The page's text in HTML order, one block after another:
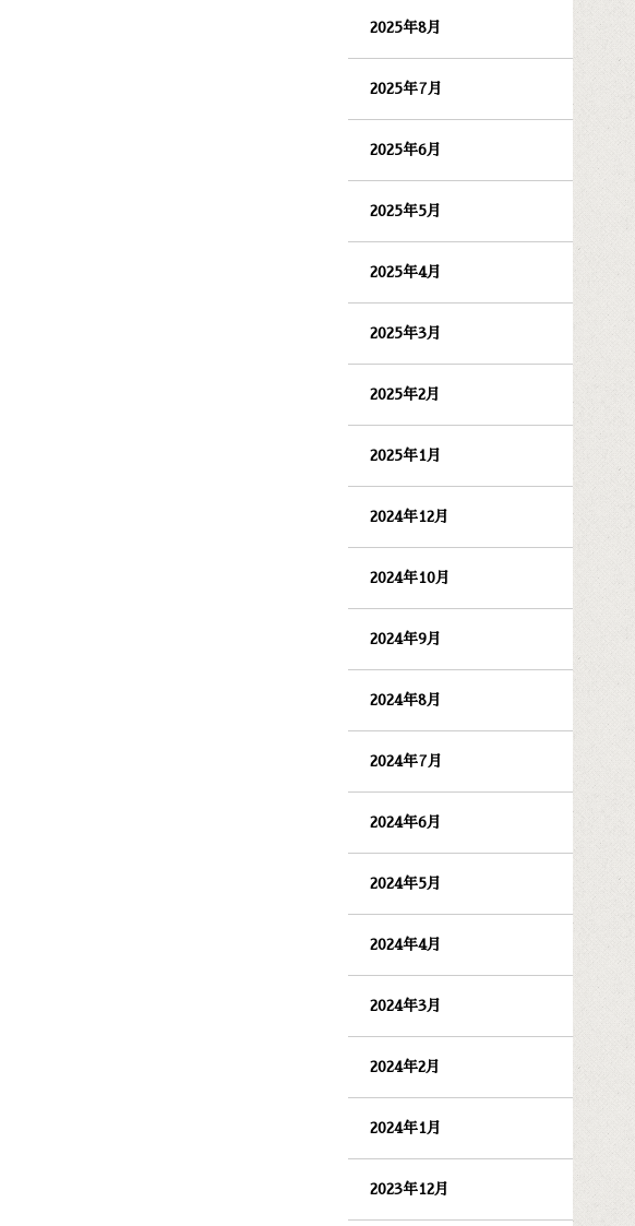
2025年8月
2025年7月
2025年6月
2025年5月
2025年4月
2025年3月
2025年2月
2025年1月
2024年12月
2024年10月
2024年9月
2024年8月
2024年7月
2024年6月
2024年5月
2024年4月
2024年3月
2024年2月
2024年1月
2023年12月